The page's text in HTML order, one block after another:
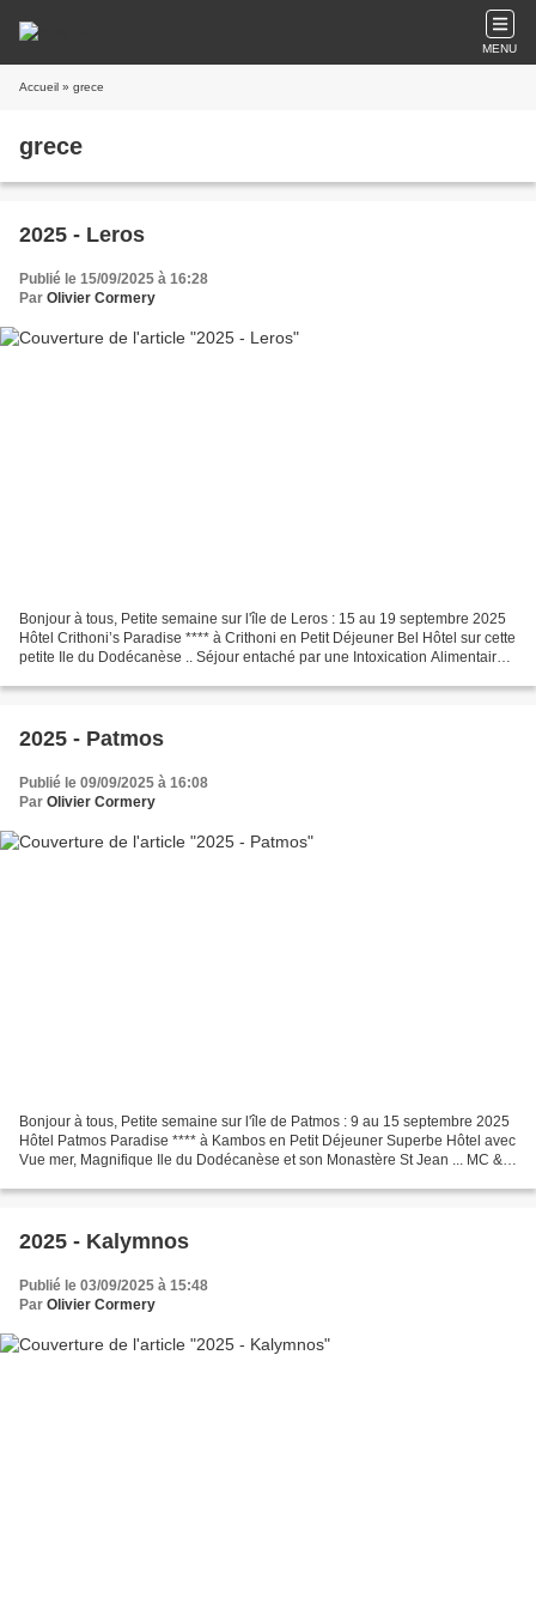
MENU
Accueil » grece
grece
2025 - Leros
Publié le 15/09/2025 à 16:28
Par Olivier Cormery
Bonjour à tous, Petite semaine sur l'île de Leros : 15 au 19 septembre 2025
Hôtel Crithoni’s Paradise **** à Crithoni en Petit Déjeuner Bel Hôtel sur cette
petite Ile du Dodécanèse .. Séjour entaché par une Intoxication Alimentaire !!
2025 - Patmos
Publié le 09/09/2025 à 16:08
Par Olivier Cormery
Bonjour à tous, Petite semaine sur l'île de Patmos : 9 au 15 septembre 2025
Hôtel Patmos Paradise **** à Kambos en Petit Déjeuner Superbe Hôtel avec
Vue mer, Magnifique Ile du Dodécanèse et son Monastère St Jean ... MC &
https://photos.app.goo.gl/tvP59FtCNg2S5otv7...
2025 - Kalymnos
Publié le 03/09/2025 à 15:48
Par Olivier Cormery